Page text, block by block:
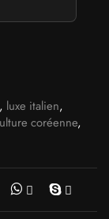
, luxe italien,
coréenne,